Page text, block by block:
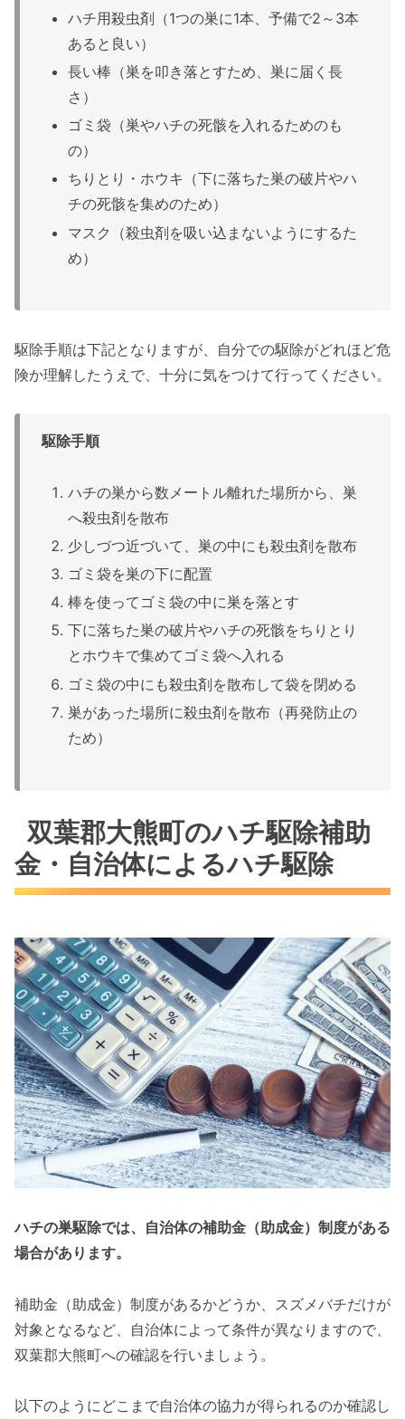
ハチ用殺虫剤（1つの巣に1本、予備で2～3本
あると良い）
長い棒（巣を叩き落とすため、巣に届く長
さ）
ゴミ袋（巣やハチの死骸を入れるためのも
の）
ちりとり・ホウキ（下に落ちた巣の破片やハ
チの死骸を集めのため）
マスク（殺虫剤を吸い込まないようにするた
め）
駆除手順は下記となりますが、自分での駆除がどれほど危
険か理解したうえで、十分に気をつけて行ってください。
駆除手順
ハチの巣から数メートル離れた場所から、巣
へ殺虫剤を散布
少しづつ近づいて、巣の中にも殺虫剤を散布
ゴミ袋を巣の下に配置
棒を使ってゴミ袋の中に巣を落とす
下に落ちた巣の破片やハチの死骸をちりとり
とホウキで集めてゴミ袋へ入れる
ゴミ袋の中にも殺虫剤を散布して袋を閉める
巣があった場所に殺虫剤を散布（再発防止の
ため）
双葉郡大熊町のハチ駆除補助
金・自治体によるハチ駆除
ハチの巣駆除では、自治体の補助金（助成金）制度がある
場合があります。
補助金（助成金）制度があるかどうか、スズメバチだけが
対象となるなど、自治体によって条件が異なりますので、
双葉郡大熊町への確認を行いましょう。
以下のようにどこまで自治体の協力が得られるのか確認し